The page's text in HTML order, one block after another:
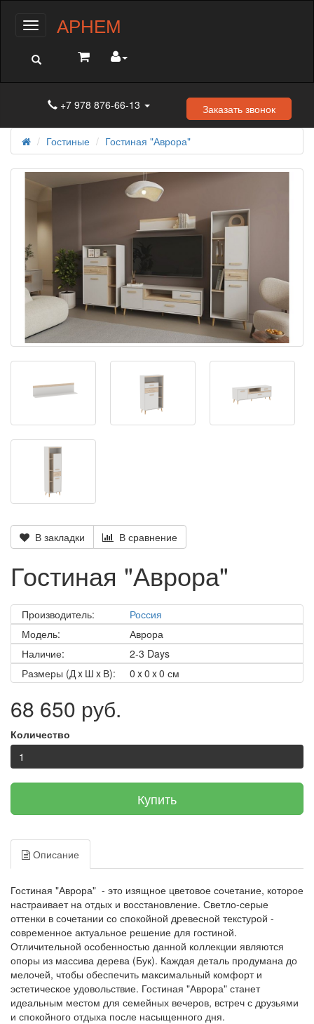
МенюАРНЕМ
+7 978 876-66-13 Заказать звонок
Гостиные Гостиная "Аврора"
В закладки В сравнение
Гостиная "Аврора"
Производитель:
Россия
Модель:
Аврора
Наличие:
2-3 Days
Размеры (Д x Ш x В):
0 x 0 x 0 см
68 650 руб.
Количество
Купить
Описание
Гостиная "Аврора" - это изящное цветовое сочетание, которое
настраивает на отдых и восстановление. Светло-серые
оттенки в сочетании со спокойной древесной текстурой -
современное актуальное решение для гостиной.
Отличительной особенностью данной коллекции являются
опоры из массива дерева (Бук). Каждая деталь продумана до
мелочей, чтобы обеспечить максимальный комфорт и
эстетическое удовольствие. Гостиная "Аврора" станет
идеальным местом для семейных вечеров, встреч с друзьями
и спокойного отдыха после насыщенного дня.